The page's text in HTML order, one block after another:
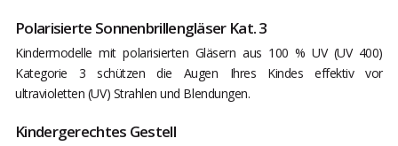
Polarisierte Sonnenbrillengläser Kat. 3
Kindermodelle mit polarisierten Gläsern aus 100 % UV (UV 400)
Kategorie 3 schützen die Augen Ihres Kindes effektiv vor
ultravioletten (UV) Strahlen und Blendungen.
Kindergerechtes Gestell